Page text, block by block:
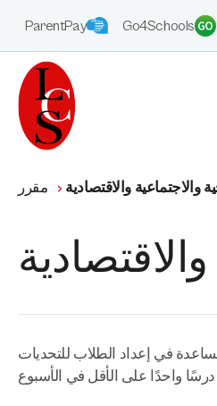
ParentPay Go4Schools
مقرر والاجتماعية والاقتصادية
في إعداد الطلاب للتحديات